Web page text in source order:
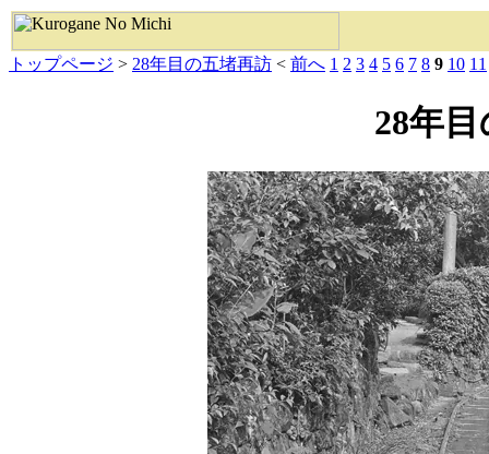
トップページ > 28年目の五堵再訪 < 前へ 1 2 3 4 5 6 7 8 9 10 11
28年